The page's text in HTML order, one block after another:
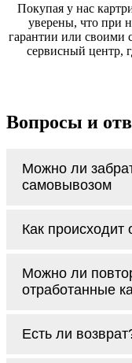
Покупая у нас
уверены, что при
гарантии или своими
сервисный центр,
Вопросы и
Можно ли
самовывозом
доставим
доставляем
Как происходит
наличными
Можно ли
отработанные
процесс
Есть ли